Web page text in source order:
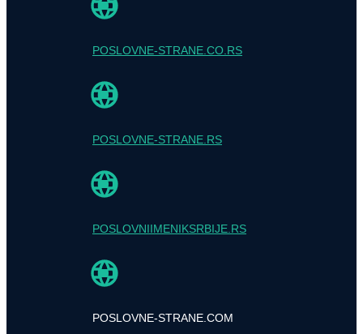
POSLOVNE-STRANE.CO.RS
POSLOVNE-STRANE.RS
POSLOVNIIMENIKSRBIJE.RS
POSLOVNE-STRANE.COM